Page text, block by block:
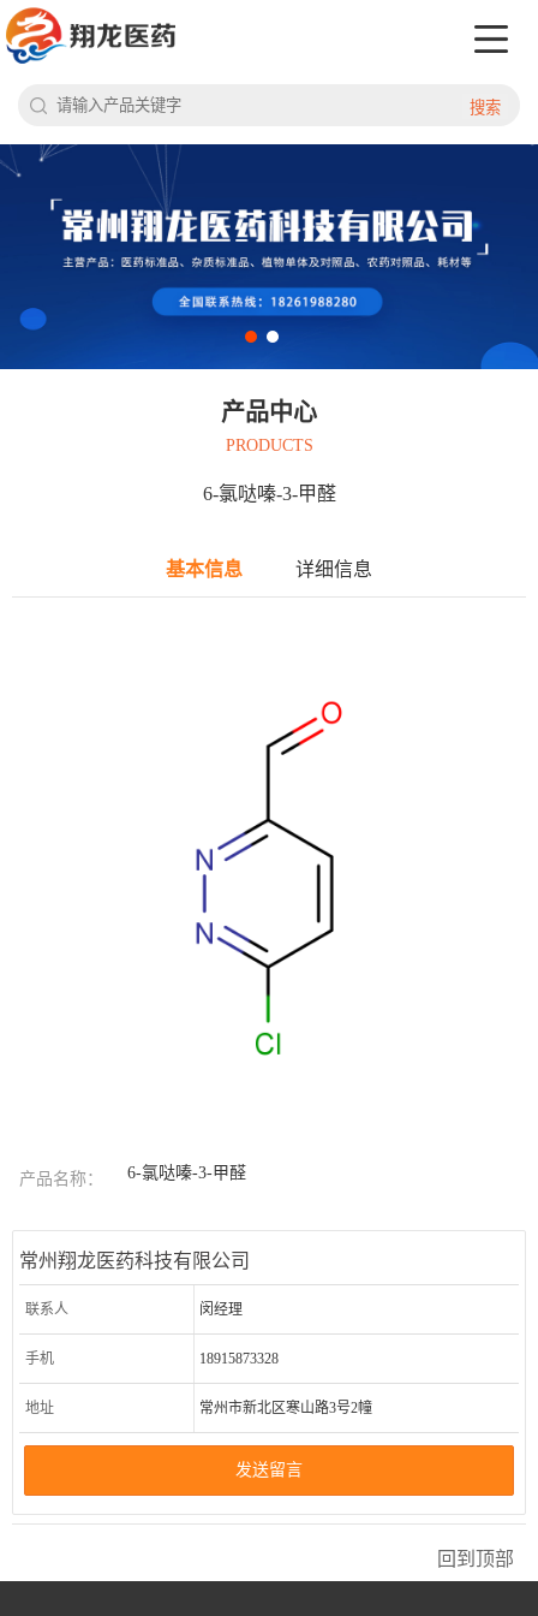
搜索
产品中心
PRODUCTS
6-氯哒嗪-3-甲醛
基本信息 详细信息
产品名称： 6-氯哒嗪-3-甲醛
常州翔龙医药科技有限公司
联系人 闵经理
手机 18915873328
地址 常州市新北区寒山路3号2幢
发送留言
回到顶部